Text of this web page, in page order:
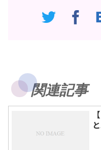
関連記事